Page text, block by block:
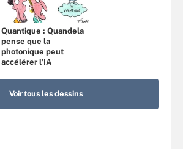
Quantique : Quandela
pense que la
photonique peut
accélérer l’IA
Voir tous les dessins